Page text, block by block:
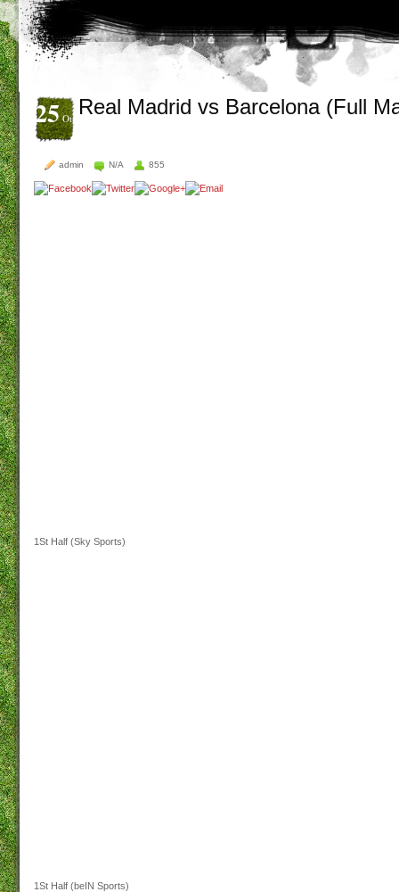
25Ott Real Madrid vs Barcelona (Full
admin N/A 855
1St Half (Sky Sports)
1St Half (beIN Sports)